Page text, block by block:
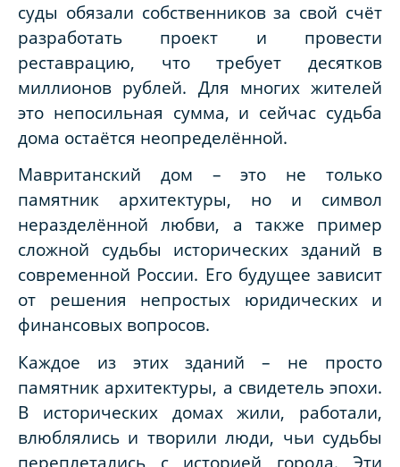
суды обязали собственников за свой счёт
разработать проект и провести
реставрацию, что требует десятков
миллионов рублей. Для многих жителей
это непосильная сумма, и сейчас судьба
дома остаётся неопределённой.
Мавританский дом – это не только
памятник архитектуры, но и символ
неразделённой любви, а также пример
сложной судьбы исторических зданий в
современной России. Его будущее зависит
от решения непростых юридических и
финансовых вопросов.
Каждое из этих зданий – не просто
памятник архитектуры, а свидетель эпохи.
В исторических домах жили, работали,
влюблялись и творили люди, чьи судьбы
переплетались с историей города. Эти